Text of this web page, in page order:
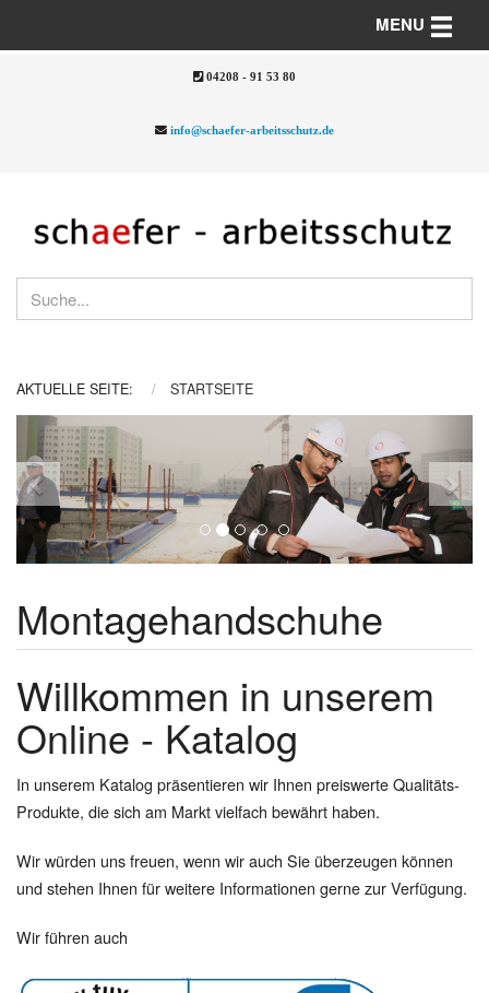
04208 - 91 53 80
info@schaefer-arbeitsschutz.de
MENU Toggle
AKTUELLE SEITE: STARTSEITE
Previous
Montagehandschuhe
Willkommen in unserem
Online - Katalog
In unserem Katalog präsentieren wir Ihnen preiswerte Qualitäts-
Produkte, die sich am Markt vielfach bewährt haben.
Wir würden uns freuen, wenn wir auch Sie überzeugen können
und stehen Ihnen für weitere Informationen gerne zur Verfügung.
Wir führen auch